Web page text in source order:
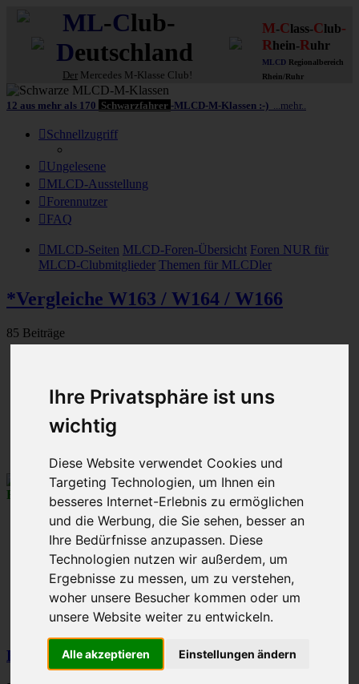
Ihre Privatsphäre ist uns
wichtig
Diese Website verwendet Cookies und
Targeting Technologien, um Ihnen ein
besseres Internet-Erlebnis zu ermöglichen
und die Werbung, die Sie sehen, besser an
Ihre Bedürfnisse anzupassen. Diese
Technologien nutzen wir außerdem, um
Ergebnisse zu messen, um zu verstehen,
woher unsere Besucher kommen oder um
unsere Website weiter zu entwickeln.
Alle akzeptieren Einstellungen ändern
ML-Club-
Deutschland
Der Mercedes M-Klasse Club!
M-Class-Club-
Rhein-Ruhr
MLCD Regionalbereich
Rhein/Ruhr
12 aus mehr als 170 Schwarzfahrer -MLCD-M-Klassen :-) ...mehr..
Schnellzugriff
Ungelesene
MLCD-Ausstellung
Forennutzer
FAQ
MLCD-Seiten MLCD-Foren-Übersicht Foren NUR für
MLCD-Clubmitglieder Themen für MLCDler
*Vergleiche W163 / W164 / W166
85 Beiträge
René010
Froschkönig
Beiträge:6746
Registriert:
4. Jul 2013, 20:28
Kfz-Nationalität: D
Postleitzahl:D-47...
Wohnort: Duisburg
Bundesland: Nordrhein-Westfalen
M-Klasse / Kfz:MB C200de T / Renault Zoe
Re: Vergleiche W163 / W164 / W166